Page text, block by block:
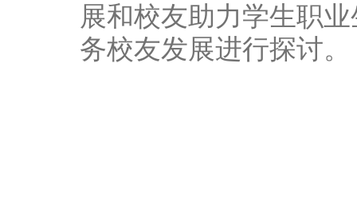
展和校友助力学生职
务校友发展进行探讨。